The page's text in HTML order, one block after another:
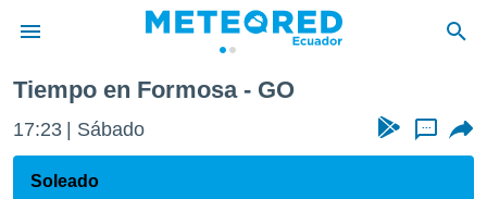
de
ha
Tiempo en Formosa - GO
17:23 Sábado ...
Soleado